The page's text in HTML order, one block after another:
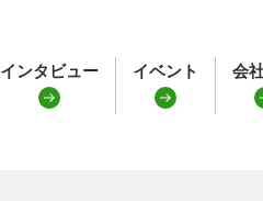
インタビュー イベント 会